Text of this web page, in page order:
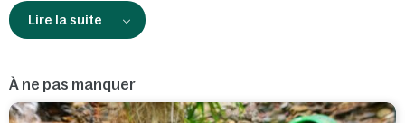
Lire la suite
À ne pas manquer